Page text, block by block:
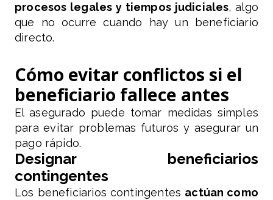
procesos legales y tiempos judiciales, algo
que no ocurre cuando hay un beneficiario
directo.
Cómo evitar conflictos si el
beneficiario fallece antes
El asegurado puede tomar medidas simples
para evitar problemas futuros y asegurar un
pago rápido.
Designar beneficiarios
contingentes
Los beneficiarios contingentes actúan como